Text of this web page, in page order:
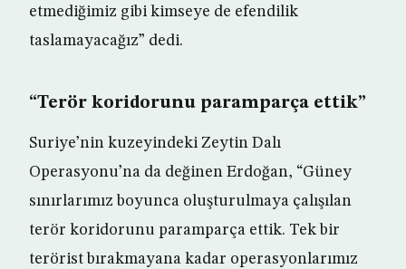
etmediğimiz gibi kimseye de efendilik
taslamayacağız” dedi.
“Terör koridorunu paramparça ettik”
Suriye’nin kuzeyindeki Zeytin Dalı
Operasyonu’na da değinen Erdoğan, “Güney
sınırlarımız boyunca oluşturulmaya çalışılan
terör koridorunu paramparça ettik. Tek bir
terörist bırakmayana kadar operasyonlarımız